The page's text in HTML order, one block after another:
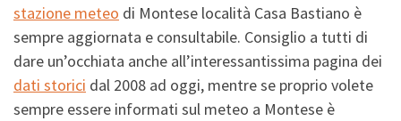
stazione meteo di Montese località Casa Bastiano è
sempre aggiornata e consultabile. Consiglio a tutti di
dare un’occhiata anche all’interessantissima pagina dei
dati storici dal 2008 ad oggi, mentre se proprio volete
sempre essere informati sul meteo a Montese è